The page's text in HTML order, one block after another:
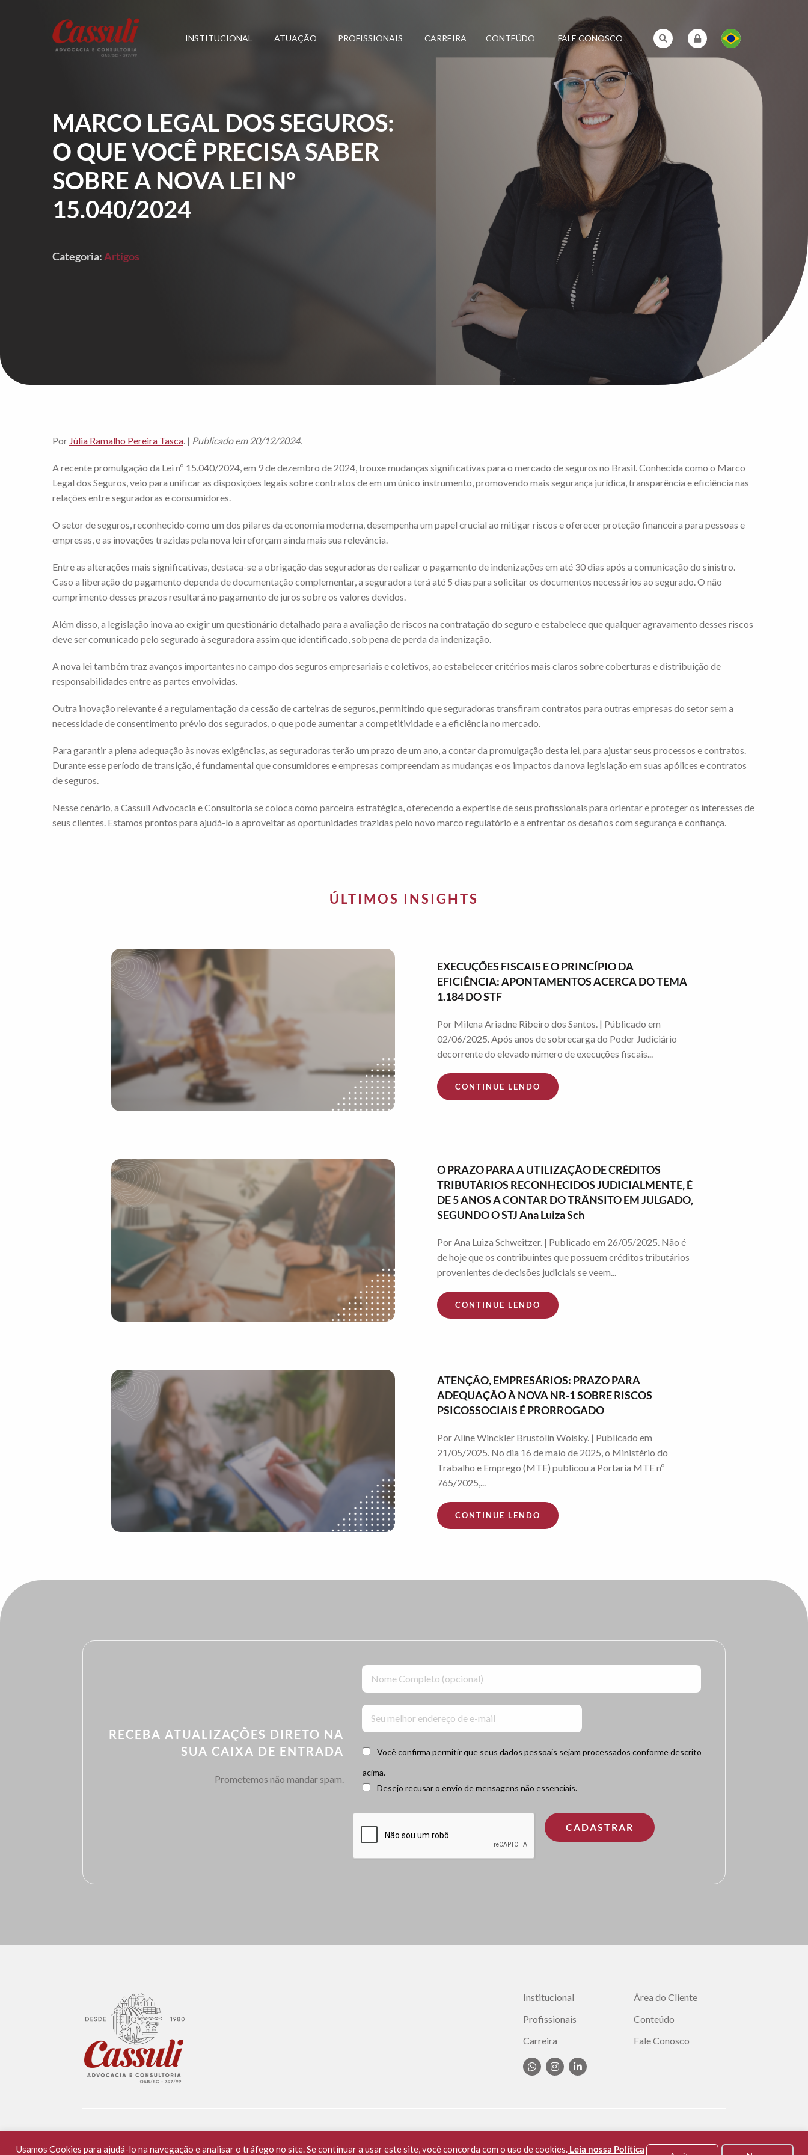
INSTITUCIONAL ATUAÇÃO PROFISSIONAIS CARREIRA CONTEÚDO FALE CONOSCO
MARCO LEGAL DOS SEGUROS:
O QUE VOCÊ PRECISA SABER
SOBRE A NOVA LEI Nº
15.040/2024
Categoria:Artigos
Por Júlia Ramalho Pereira Tasca. | Publicado em 20/12/2024.
A recente promulgação da Lei nº 15.040/2024, em 9 de dezembro de 2024, trouxe mudanças significativas para o mercado de seguros no Brasil. Conhecida como o Marco
Legal dos Seguros, veio para unificar as disposições legais sobre contratos de em um único instrumento, promovendo mais segurança jurídica, transparência e eficiência nas
relações entre seguradoras e consumidores.
O setor de seguros, reconhecido como um dos pilares da economia moderna, desempenha um papel crucial ao mitigar riscos e oferecer proteção financeira para pessoas e
empresas, e as inovações trazidas pela nova lei reforçam ainda mais sua relevância.
Entre as alterações mais significativas, destaca-se a obrigação das seguradoras de realizar o pagamento de indenizações em até 30 dias após a comunicação do sinistro.
Caso a liberação do pagamento dependa de documentação complementar, a seguradora terá até 5 dias para solicitar os documentos necessários ao segurado. O não
cumprimento desses prazos resultará no pagamento de juros sobre os valores devidos.
Além disso, a legislação inova ao exigir um questionário detalhado para a avaliação de riscos na contratação do seguro e estabelece que qualquer agravamento desses riscos
deve ser comunicado pelo segurado à seguradora assim que identificado, sob pena de perda da indenização.
A nova lei também traz avanços importantes no campo dos seguros empresariais e coletivos, ao estabelecer critérios mais claros sobre coberturas e distribuição de
responsabilidades entre as partes envolvidas.
Outra inovação relevante é a regulamentação da cessão de carteiras de seguros, permitindo que seguradoras transfiram contratos para outras empresas do setor sem a
necessidade de consentimento prévio dos segurados, o que pode aumentar a competitividade e a eficiência no mercado.
Para garantir a plena adequação às novas exigências, as seguradoras terão um prazo de um ano, a contar da promulgação desta lei, para ajustar seus processos e contratos.
Durante esse período de transição, é fundamental que consumidores e empresas compreendam as mudanças e os impactos da nova legislação em suas apólices e contratos
de seguros.
Nesse cenário, a Cassuli Advocacia e Consultoria se coloca como parceira estratégica, oferecendo a expertise de seus profissionais para orientar e proteger os interesses de
seus clientes. Estamos prontos para ajudá-lo a aproveitar as oportunidades trazidas pelo novo marco regulatório e a enfrentar os desafios com segurança e confiança.
ÚLTIMOS INSIGHTS
EXECUÇÕES FISCAIS E O PRINCÍPIO DA
EFICIÊNCIA: APONTAMENTOS ACERCA DO TEMA
1.184 DO STF
Por Milena Ariadne Ribeiro dos Santos. | Públicado em
02/06/2025. Após anos de sobrecarga do Poder Judiciário
decorrente do elevado número de execuções fiscais...
CONTINUE LENDO
O PRAZO PARA A UTILIZAÇÃO DE CRÉDITOS
TRIBUTÁRIOS RECONHECIDOS JUDICIALMENTE, É
DE 5 ANOS A CONTAR DO TRÂNSITO EM JULGADO,
SEGUNDO O STJ Ana Luiza Sch
Por Ana Luiza Schweitzer. | Publicado em 26/05/2025. Não é
de hoje que os contribuintes que possuem créditos tributários
provenientes de decisões judiciais se veem...
CONTINUE LENDO
ATENÇÃO, EMPRESÁRIOS: PRAZO PARA
ADEQUAÇÃO À NOVA NR-1 SOBRE RISCOS
PSICOSSOCIAIS É PRORROGADO
Por Aline Winckler Brustolin Woisky. | Publicado em
21/05/2025. No dia 16 de maio de 2025, o Ministério do
Trabalho e Emprego (MTE) publicou a Portaria MTE nº
765/2025,...
CONTINUE LENDO
RECEBA ATUALIZAÇÕES DIRETO NA
SUA CAIXA DE ENTRADA
Prometemos não mandar spam.
Você confirma permitir que seus dados pessoais sejam processados conforme descrito
acima.
Desejo recusar o envio de mensagens não essenciais.
Institucional
Profissionais
Carreira
Área do Cliente
Conteúdo
Fale Conosco
Usamos Cookies para ajudá-lo na navegação e analisar o tráfego no site. Se continuar a usar este site, você concorda com o uso de cookies. Leia nossa Política